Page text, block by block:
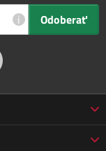
i Odoberať